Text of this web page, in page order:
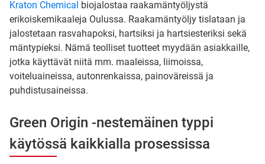
Kraton Chemical biojalostaa raakamäntyöljystä
erikoiskemikaaleja Oulussa. Raakamäntyöljy tislataan ja
jalostetaan rasvahapoksi, hartsiksi ja hartsiesteriksi sekä
mäntypieksi. Nämä teolliset tuotteet myydään asiakkaille,
jotka käyttävät niitä mm. maaleissa, liimoissa,
voiteluaineissa, autonrenkaissa, painoväreissä ja
puhdistusaineissa.
Green Origin -nestemäinen typpi
käytössä kaikkialla prosessissa